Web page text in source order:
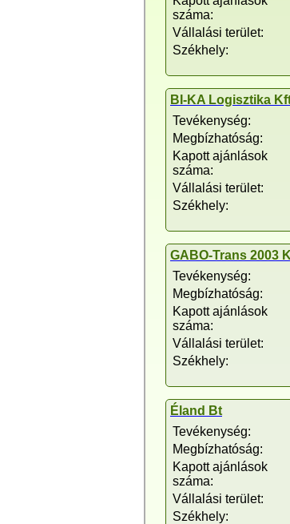
száma:
Vállalási terület:
Székhely:
BI-KA Logisztika
Tevékenység:
Megbízhatóság:
Kapott ajánlások
száma:
Vállalási terület:
Székhely:
GABO-Trans 2003
Tevékenység:
Megbízhatóság:
Kapott ajánlások
száma:
Vállalási terület:
Székhely:
Éland Bt
Tevékenység:
Megbízhatóság:
Kapott ajánlások
száma:
Vállalási terület:
Székhely: